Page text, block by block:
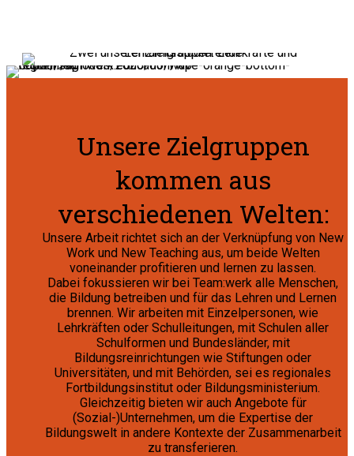
Zielgruppen
Unsere Zielgruppen
kommen aus
verschiedenen Welten:
Unsere Arbeit richtet sich an der Verknüpfung von New
Work und New Teaching aus, um beide Welten
voneinander profitieren und lernen zu lassen.
Dabei fokussieren wir bei Team:werk alle Menschen,
die Bildung betreiben und für das Lehren und Lernen
brennen. Wir arbeiten mit Einzelpersonen, wie
Lehrkräften oder Schulleitungen, mit Schulen aller
Schulformen und Bundesländer, mit
Bildungsreinrichtungen wie Stiftungen oder
Universitäten, und mit Behörden, sei es regionales
Fortbildungsinstitut oder Bildungsministerium.
Gleichzeitig bieten wir auch Angebote für
(Sozial-)Unternehmen, um die Expertise der
Bildungswelt in andere Kontexte der Zusammenarbeit
zu transferieren.